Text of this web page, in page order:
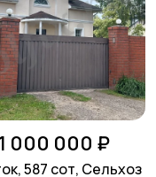
000 000 ₽
587 сот, Сельхоз